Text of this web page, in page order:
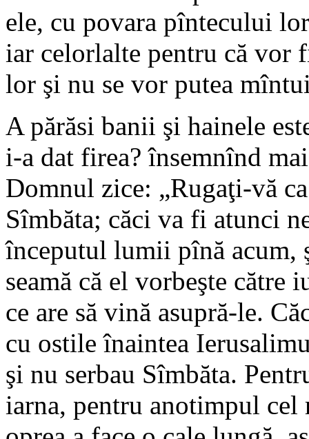
ele, cu povara pîntecului
iar celorlalte pentru că vor
lor şi nu se vor putea
A părăsi banii şi hainele
i-a dat firea? însemnînd
Domnul zice: „Rugaţi-vă
Sîmbăta; căci va fi atunci
începutul lumii pînă acum,
seamă că el vorbeşte către
ce are să vină asupră-le.
cu ostile înaintea
şi nu serbau Sîmbăta.
iarna, pentru anotimpul cel